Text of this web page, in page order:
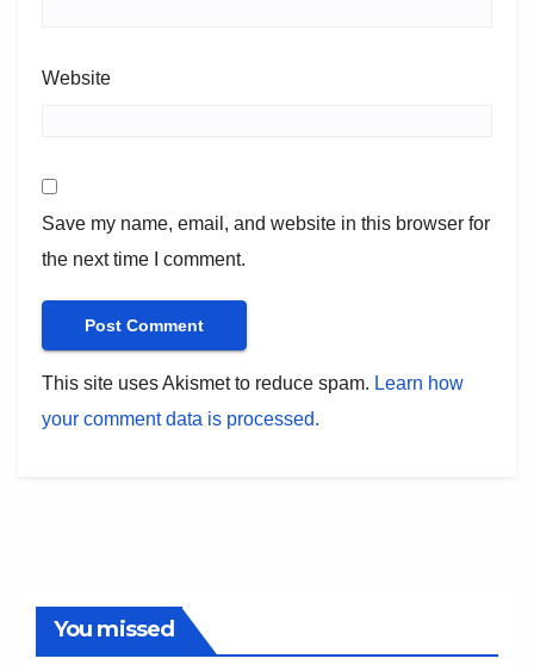
Website
Save my name, email, and website in this browser for
the next time I comment.
This site uses Akismet to reduce spam. Learn how
your comment data is processed.
You missed